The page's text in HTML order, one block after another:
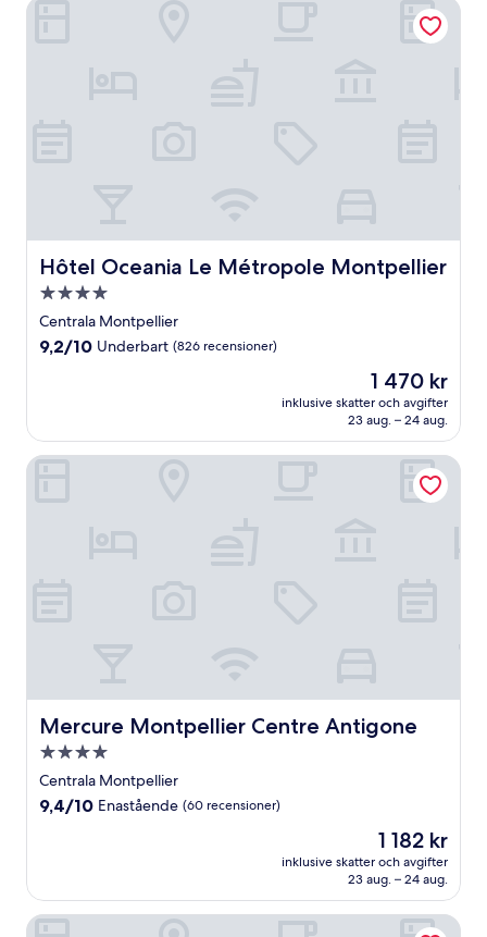
Hôtel Oceania Le Métropole Montpellier
Hôtel Oceania Le Métropole Montpellier
4.0-
stjärnigt
boende
Centrala Montpellier
9.2
9,2/10 Underbart (826 recensioner)
Priset
är
1 470 kr
1 470 kr
inklusive skatter och avgifter
23 aug. – 24 aug.
Hôtel Oceania Le Métropole Montpellier
Mercure Montpellier Centre Antigone
Mercure Montpellier Centre Antigone
4.0-
stjärnigt
boende
Centrala Montpellier
9.4
9,4/10 Enastående (60 recensioner)
Priset
är
1 182 kr
1 182 kr
inklusive skatter och avgifter
23 aug. – 24 aug.
Mercure Montpellier Centre Antigone
Campanile Montpellier Ouest